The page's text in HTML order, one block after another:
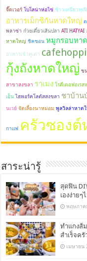
จี๊ดเวอร์ โบโลน่าห่อไข่ ข้าวเหนียวทุเ
อาหารเม็กซิกันหาดใหญ่
พลาซ่า ก๋วยเตี๋ยวเส้นปลา ATI HATYAI
หาดใหญ่ ชิคชอน หมูกรอบหา
อาหารเช้าคูเต่า
กุ้งถังหาดใหญ่ ข
สาขาสงขลา ราเมง โรตีเดอฟอเร
เอ็น ไฮพอร์คโลตัสสงขลา ชาบ้าน
นเวย์ จัดเลี้ยงนาหม่อม พูลวิลล่าหาด
กาแฟ ครัวซอง
สาระน่ารู้
สุดฟิน
เองง่าย
พฤษภาค
ทำแกงส้
สำเร็จค
เมษายน